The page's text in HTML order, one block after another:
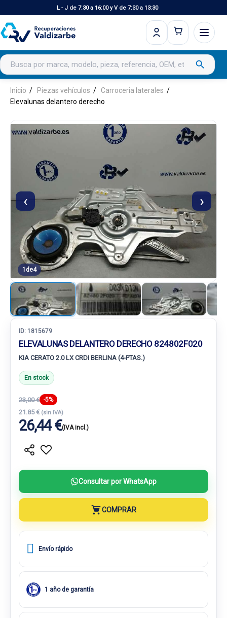
L - J de 7:30 a 16:00 y V de 7:30 a 13:30
Buscar productos search
Inicio Piezas vehículos
Carroceria laterales
Elevalunas delantero derecho
‹ ›
1 de4
ID: 1815679
ELEVALUNAS DELANTERO DERECHO 824802F020
KIA CERATO 2.0 LX CRDI BERLINA (4-PTAS.)
En stock
23,00 € -5%
21.85 € (sin IVA)
26,44 €(IVA incl.)
Consultar por WhatsApp
COMPRAR
Envío rápido
1 año de garantía